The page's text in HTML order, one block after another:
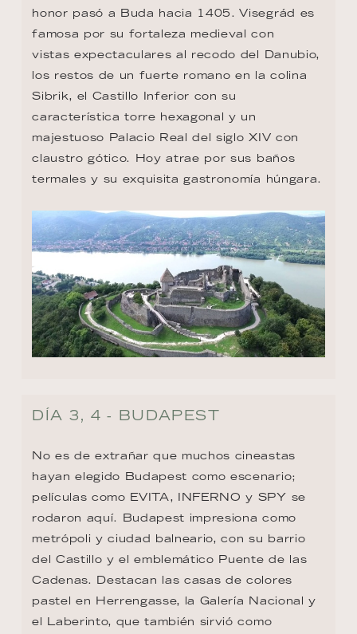
honor pasó a Buda hacia 1405. Visegrád es
famosa por su fortaleza medieval con
vistas expectaculares al recodo del Danubio,
los restos de un fuerte romano en la colina
Sibrik, el Castillo Inferior con su
característica torre hexagonal y un
majestuoso Palacio Real del siglo XIV con
claustro gótico. Hoy atrae por sus baños
termales y su exquisita gastronomía húngara.
DÍA 3, 4 - BUDAPEST
No es de extrañar que muchos cineastas
hayan elegido Budapest como escenario;
películas como EVITA, INFERNO y SPY se
rodaron aquí. Budapest impresiona como
metrópoli y ciudad balneario, con su barrio
del Castillo y el emblemático Puente de las
Cadenas. Destacan las casas de colores
pastel en Herrengasse, la Galería Nacional y
el Laberinto, que también sirvió como